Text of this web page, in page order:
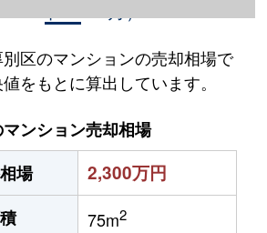
区のマンションの売却相場で
をもとに算出しています。
ンション売却相場
場
2,300万円
75m2